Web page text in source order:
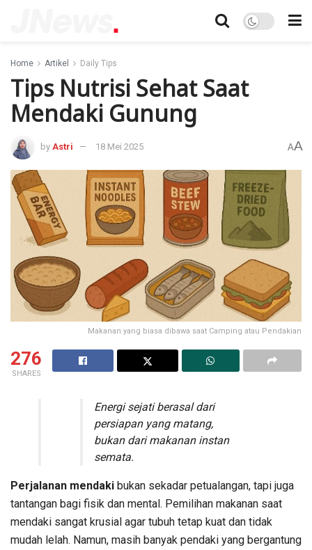
Home Artikel Daily Tips
Tips Nutrisi Sehat Saat
Mendaki Gunung
by Astri 18 Mei 2025 AA
Makanan yang biasa dibawa saat Camping atau Pendakian
276
SHARES
Energi sejati berasal dari
persiapan yang matang,
bukan dari makanan instan
semata.
Perjalanan mendaki bukan sekadar petualangan, tapi juga
tantangan bagi fisik dan mental. Pemilihan makanan saat
mendaki sangat krusial agar tubuh tetap kuat dan tidak
mudah lelah. Namun, masih banyak pendaki yang bergantung